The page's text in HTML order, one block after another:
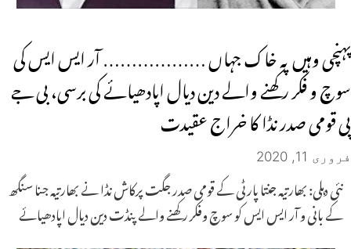
پہنچی وہیں پہ خاک جہاں ……………… آر ایس ایس کی
سوچ و فکر رکھنے والے دین دیال اپادھیائے کی برسی، بی جے
پی قومی صدر نڈا کا خراج عقیدت
فروری 11, 2020
نئی دہلی: بھارتیہ جنتا پارٹی کے قومی صدر جگت پرکاش نڈا نے بھارتیہ جنا سنگھ
کے بانی و آر ایس ایس کو سوچ وفکر رکھنے والے پنڈت دین دیال اپادھیائے